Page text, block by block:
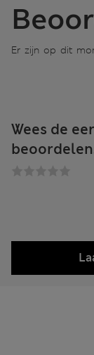
Er zijn op dit
Wees de